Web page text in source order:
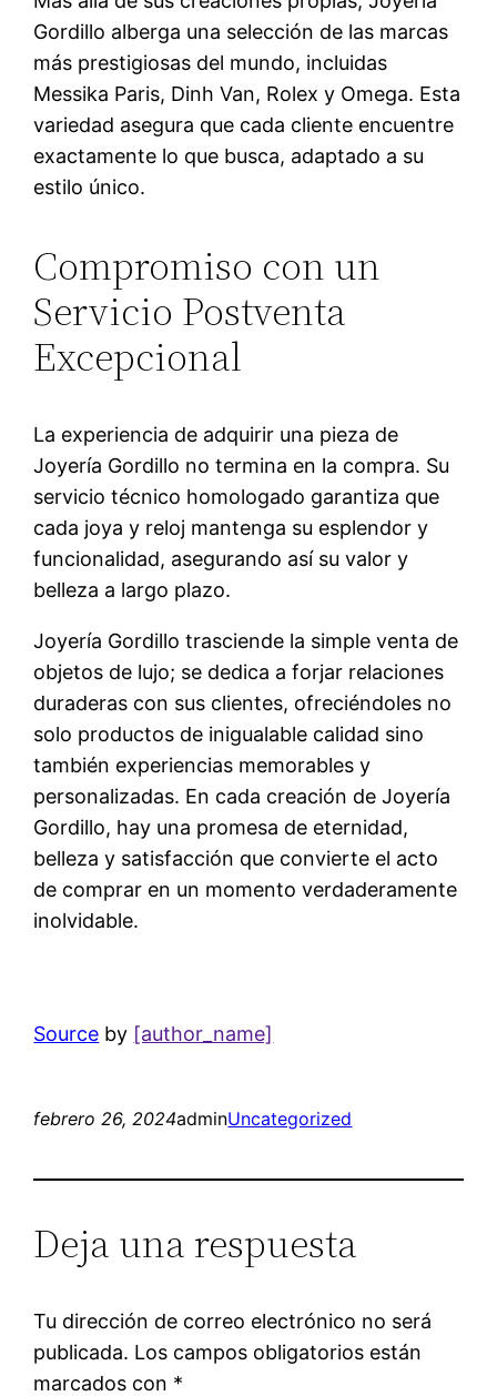
Gordillo alberga una selección de las marcas
más prestigiosas del mundo, incluidas
Messika Paris, Dinh Van, Rolex y Omega. Esta
variedad asegura que cada cliente encuentre
exactamente lo que busca, adaptado a su
estilo único.
Compromiso con un
Servicio Postventa
Excepcional
La experiencia de adquirir una pieza de
Joyería Gordillo no termina en la compra. Su
servicio técnico homologado garantiza que
cada joya y reloj mantenga su esplendor y
funcionalidad, asegurando así su valor y
belleza a largo plazo.
Joyería Gordillo trasciende la simple venta de
objetos de lujo; se dedica a forjar relaciones
duraderas con sus clientes, ofreciéndoles no
solo productos de inigualable calidad sino
también experiencias memorables y
personalizadas. En cada creación de Joyería
Gordillo, hay una promesa de eternidad,
belleza y satisfacción que convierte el acto
de comprar en un momento verdaderamente
inolvidable.
Source by [author_name]
febrero 26, 2024adminUncategorized
Deja una respuesta
Tu dirección de correo electrónico no será
publicada. Los campos obligatorios están
marcados con *